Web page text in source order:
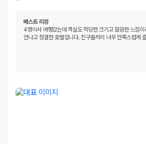
베스트 리뷰
4명이서 여행갔는데 객실도 적당한 크기고 깔끔한 느낌
안나고 청결한 호텔입니다. 친구들끼리 너무 만족스럽게